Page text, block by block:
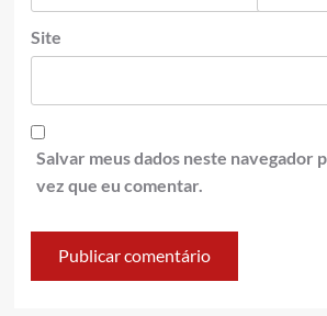
Site
Salvar meus dados neste navegador
vez que eu comentar.